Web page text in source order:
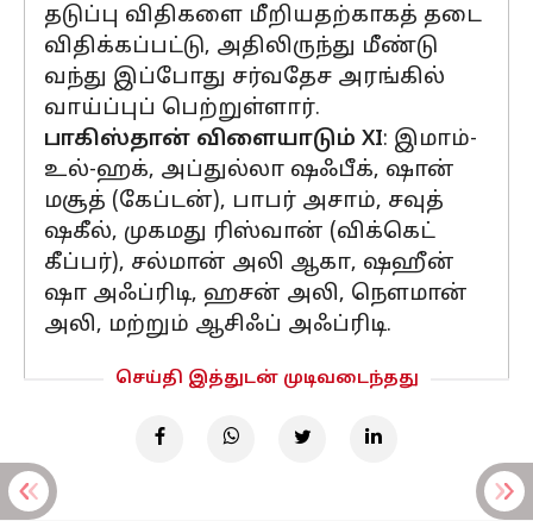
தடுப்பு விதிகளை மீறியதற்காகத் தடை
விதிக்கப்பட்டு, அதிலிருந்து மீண்டு
வந்து இப்போது சர்வதேச அரங்கில்
வாய்ப்புப் பெற்றுள்ளார்.
பாகிஸ்தான் விளையாடும் XI: இமாம்-
உல்-ஹக், அப்துல்லா ஷஃபீக், ஷான்
மசூத் (கேப்டன்), பாபர் அசாம், சவுத்
ஷகீல், முகமது ரிஸ்வான் (விக்கெட்
கீப்பர்), சல்மான் அலி ஆகா, ஷஹீன்
ஷா அஃப்ரிடி, ஹசன் அலி, நௌமான்
அலி, மற்றும் ஆசிஃப் அஃப்ரிடி.
செய்தி இத்துடன் முடிவடைந்தது